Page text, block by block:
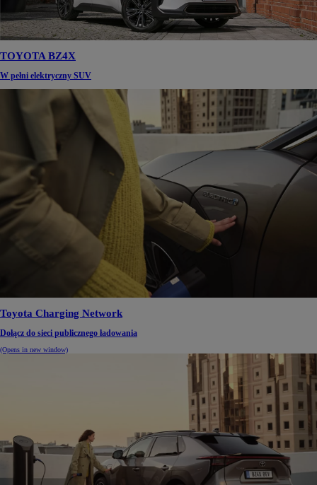
TOYOTA BZ4X
W pełni elektryczny SUV
Toyota Charging Network
Dołącz do sieci publicznego ładowania
(Opens in new window)